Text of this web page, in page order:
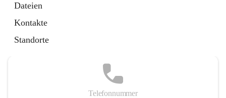
Dateien
Kontakte
Standorte
Telefonnummer